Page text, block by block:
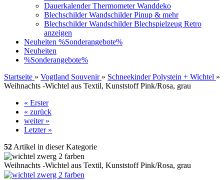
Dauerkalender Thermometer Wanddeko
Blechschilder Wandschilder Pinup & mehr
Blechschilder Wandschilder Blechspielzeug Retro
anzeigen
Neuheiten %Sonderangebote%
Neuheiten
%Sonderangebote%
Startseite » Vogtland Souvenir » Schneekinder Polystein + Wichtel »
Weihnachts -Wichtel aus Textil, Kunststoff Pink/Rosa, grau
« Erster
« zurück
weiter »
Letzter »
52 Artikel in dieser Kategorie
Weihnachts -Wichtel aus Textil, Kunststoff Pink/Rosa, grau